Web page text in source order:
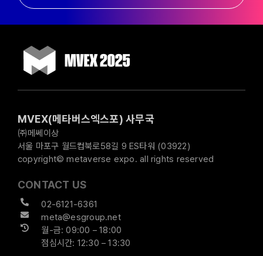
MVEX(메타버스엑스포) 사무국
㈜메쎄이상
서울 마포구 월드컵북로58길 9 ES타워 (03922)
copyright© metaverse expo. all rights reserved
CONTACT US
02-6121-6361
meta@esgroup.net
월-금: 09:00 – 18:00
점심시간: 12:30 – 13:30